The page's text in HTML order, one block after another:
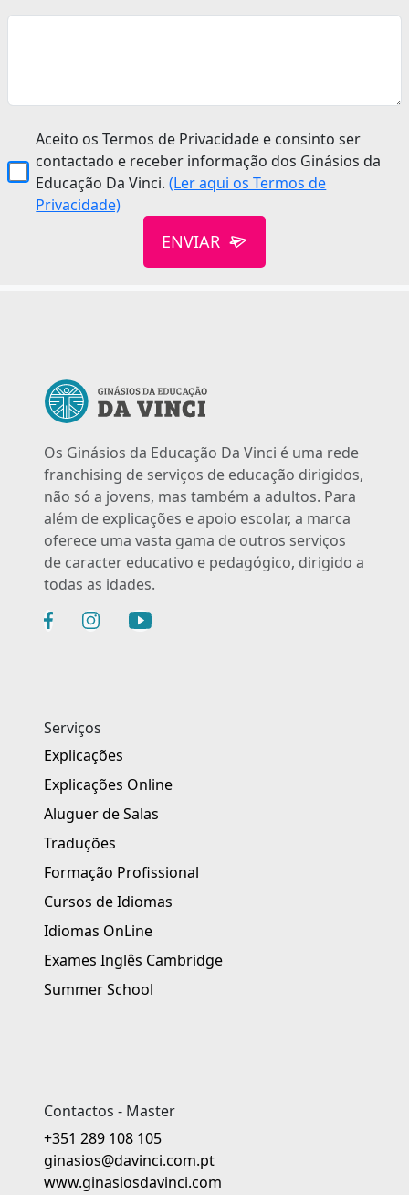
Aceito os Termos de Privacidade e consinto ser
contactado e receber informação dos Ginásios da
Educação Da Vinci.(Ler aqui os Termos de
Privacidade)
ENVIAR
Os Ginásios da Educação Da Vinci é uma rede
franchising de serviços de educação dirigidos,
não só a jovens, mas também a adultos. Para
além de explicações e apoio escolar, a marca
oferece uma vasta gama de outros serviços
de caracter educativo e pedagógico, dirigido a
todas as idades.
Serviços
Explicações
Explicações Online
Aluguer de Salas
Traduções
Formação Profissional
Cursos de Idiomas
Idiomas OnLine
Exames Inglês Cambridge
Summer School
Contactos - Master
+351 289 108 105
ginasios@davinci.com.pt
www.ginasiosdavinci.com